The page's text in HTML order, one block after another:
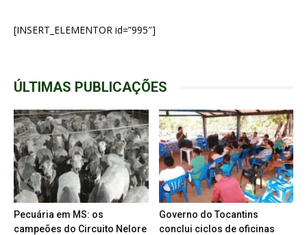
[INSERT_ELEMENTOR id=”995″]
ÚLTIMAS PUBLICAÇÕES
Pecuária em MS: os
campeões do Circuito Nelore
Governo do Tocantins
conclui ciclos de oficinas